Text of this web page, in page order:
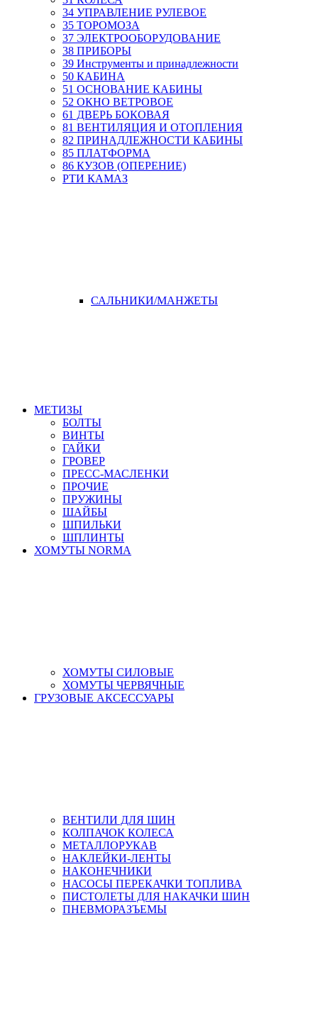
34 УПРАВЛЕНИЕ РУЛЕВОЕ
35 ТОРОМОЗА
37 ЭЛЕКТРООБОРУДОВАНИЕ
38 ПРИБОРЫ
39 Инструменты и принадлежности
50 КАБИНА
51 ОСНОВАНИЕ КАБИНЫ
52 ОКНО ВЕТРОВОЕ
61 ДВЕРЬ БОКОВАЯ
81 ВЕНТИЛЯЦИЯ И ОТОПЛЕНИЯ
82 ПРИНАДЛЕЖНОСТИ КАБИНЫ
85 ПЛАТФОРМА
86 КУЗОВ (ОПЕРЕНИЕ)
РТИ КАМАЗ
САЛЬНИКИ/МАНЖЕТЫ
МЕТИЗЫ
БОЛТЫ
ВИНТЫ
ГАЙКИ
ГРОВЕР
ПРЕСС-МАСЛЕНКИ
ПРОЧИЕ
ПРУЖИНЫ
ШАЙБЫ
ШПИЛЬКИ
ШПЛИНТЫ
ХОМУТЫ NORMA
ХОМУТЫ СИЛОВЫЕ
ХОМУТЫ ЧЕРВЯЧНЫЕ
ГРУЗОВЫЕ АКСЕССУАРЫ
ВЕНТИЛИ ДЛЯ ШИН
КОЛПАЧОК КОЛЕСА
МЕТАЛЛОРУКАВ
НАКЛЕЙКИ-ЛЕНТЫ
НАКОНЕЧНИКИ
НАСОСЫ ПЕРЕКАЧКИ ТОПЛИВА
ПИСТОЛЕТЫ ДЛЯ НАКАЧКИ ШИН
ПНЕВМОРАЗЪЕМЫ